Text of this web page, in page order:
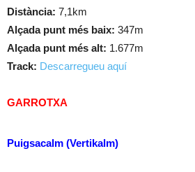
Distància: 7,1km
Alçada punt més baix: 347m
Alçada punt més alt: 1.677m
Track: Descarregueu aquí
GARROTXA
Puigsacalm (Vertikalm)